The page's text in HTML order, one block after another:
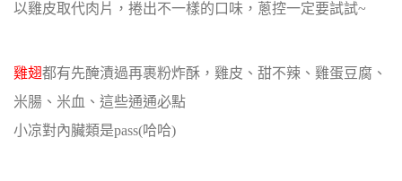
以雞皮取代肉片，捲出不一樣的口味，蔥控一定要試試~
雞翅都有先醃漬過再裹粉炸酥，雞皮、甜不辣、雞蛋豆腐、
米腸、米血、這些通通必點
小凉對內臟類是pass(哈哈)